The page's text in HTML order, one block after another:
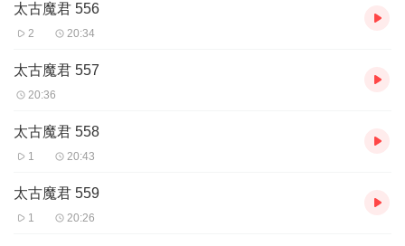
太古魔君 556
2 20:34
太古魔君 557
20:36
太古魔君 558
1 20:43
太古魔君 559
1 20:26